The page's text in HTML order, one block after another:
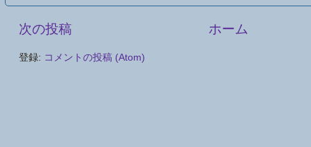
次の投稿 ホーム
登録: コメントの投稿 (Atom)